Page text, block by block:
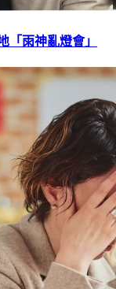
雨神亂燈會」